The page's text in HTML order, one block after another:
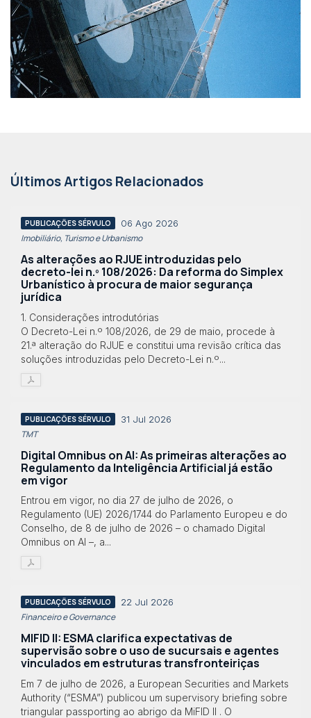
Últimos Artigos Relacionados
PUBLICAÇÕES SÉRVULO 06 Ago 2026
Imobiliário, Turismo e Urbanismo
As alterações ao RJUE introduzidas pelo
decreto-lei n.º 108/2026: Da reforma do Simplex
Urbanístico à procura de maior segurança
jurídica
1. Considerações introdutórias
O Decreto-Lei n.º 108/2026, de 29 de maio, procede à
21.ª alteração do RJUE e constitui uma revisão crítica das
soluções introduzidas pelo Decreto-Lei n.º...
PUBLICAÇÕES SÉRVULO 31 Jul 2026
TMT
Digital Omnibus on AI: As primeiras alterações ao
Regulamento da Inteligência Artificial já estão
em vigor
Entrou em vigor, no dia 27 de julho de 2026, o
Regulamento (UE) 2026/1744 do Parlamento Europeu e do
Conselho, de 8 de julho de 2026 – o chamado Digital
Omnibus on AI –, a...
PUBLICAÇÕES SÉRVULO 22 Jul 2026
Financeiro e Governance
MIFID II: ESMA clarifica expectativas de
supervisão sobre o uso de sucursais e agentes
vinculados em estruturas transfronteiriças
Em 7 de julho de 2026, a European Securities and Markets
Authority (“ESMA”) publicou um supervisory briefing sobre
triangular passporting ao abrigo da MiFID II . O